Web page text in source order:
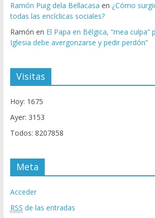
Ramón Puig dela Bellacasa en ¿Cómo
todas las encíclicas sociales?
Ramón en El Papa en Bélgica, “mea culpa”
Iglesia debe avergonzarse y pedir perdón”
Visitas
Hoy: 1675
Ayer: 3153
Todos: 8207858
Meta
Acceder
RSS de las entradas